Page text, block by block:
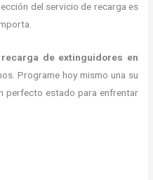
del servicio de recarga es
recarga de extinguidores en
Programe hoy mismo una su
perfecto estado para enfrentar